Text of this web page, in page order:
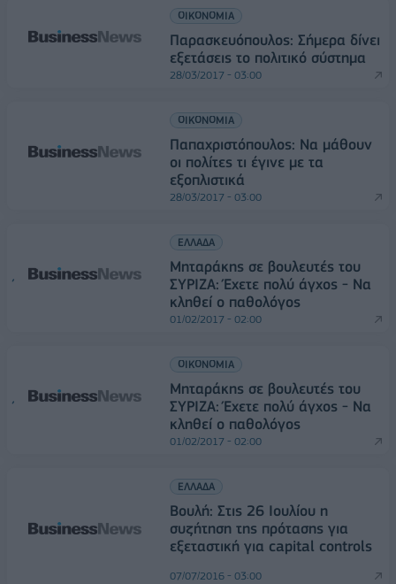
ΟΙΚΟΝΟΜΙΑ
Παρασκευόπουλος: Σήμερα δίνει
εξετάσεις το πολιτικό σύστημα
28/03/2017 - 03:00
ΟΙΚΟΝΟΜΙΑ
Παπαχριστόπουλος: Να μάθουν
οι πολίτες τι έγινε με τα
εξοπλιστικά
28/03/2017 - 03:00
ΕΛΛΑΔΑ
Μηταράκης σε βουλευτές του
ΣΥΡΙΖΑ: Έχετε πολύ άγχος - Να
κληθεί ο παθολόγος
01/02/2017 - 02:00
ΟΙΚΟΝΟΜΙΑ
Μηταράκης σε βουλευτές του
ΣΥΡΙΖΑ: Έχετε πολύ άγχος - Να
κληθεί ο παθολόγος
01/02/2017 - 02:00
ΕΛΛΑΔΑ
Βουλή: Στις 26 Ιουλίου η
συζήτηση της πρότασης για
εξεταστική για capital controls
07/07/2016 - 03:00